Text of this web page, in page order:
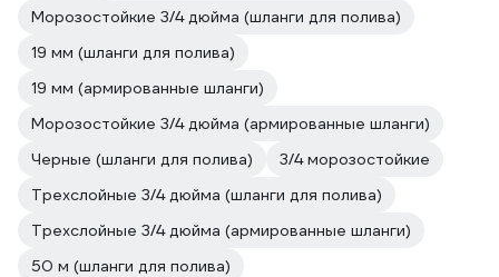
Морозостойкие 3/4 дюйма (шланги для полива)
19 мм (шланги для полива)
19 мм (армированные шланги)
Морозостойкие 3/4 дюйма (армированные шланги)
Черные (шланги для полива)
3/4 морозостойкие
Трехслойные 3/4 дюйма (шланги для полива)
Трехслойные 3/4 дюйма (армированные шланги)
50 м (шланги для полива)